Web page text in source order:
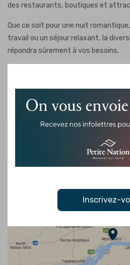
Inscrivez-
des restaurants, boutiques et
Que ce soit pour une nuit
travail ou un séjour relaxant, la
répondra sûrement à vos besoins.